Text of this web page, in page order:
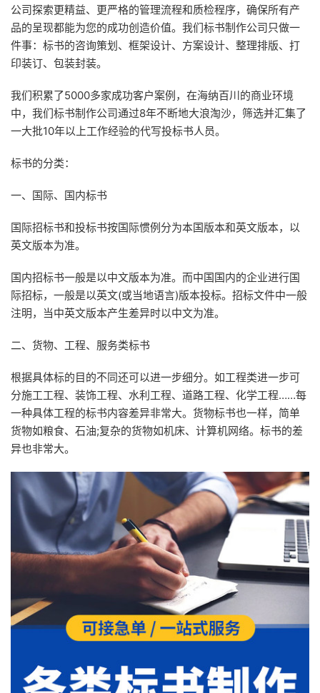
公司探索更精益、更严格的管理流程和质检程序，确保所有产
品的呈现都能为您的成功创造价值。我们标书制作公司只做一
件事：标书的咨询策划、框架设计、方案设计、整理排版、打
印装订、包装封装。
我们积累了5000多家成功客户案例，在海纳百川的商业环境
中，我们标书制作公司通过8年不断地大浪淘沙，筛选并汇集了
一大批10年以上工作经验的代写投标书人员。
标书的分类：
一、国际、国内标书
国际招标书和投标书按国际惯例分为本国版本和英文版本，以
英文版本为准。
国内招标书一般是以中文版本为准。而中国国内的企业进行国
际招标，一般是以英文(或当地语言)版本投标。招标文件中一般
注明，当中英文版本产生差异时以中文为准。
二、货物、工程、服务类标书
根据具体标的目的不同还可以进一步细分。如工程类进一步可
分施工工程、装饰工程、水利工程、道路工程、化学工程……每
一种具体工程的标书内容差异非常大。货物标书也一样，简单
货物如粮食、石油;复杂的货物如机床、计算机网络。标书的差
异也非常大。